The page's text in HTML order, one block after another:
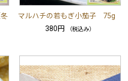
マルハチの若もぎ小茄子 75g
380円
（税込み）